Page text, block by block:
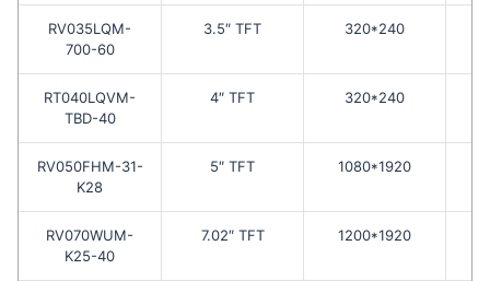
RV035LQM-
700-60
3.5″ TFT 320*240
RT040LQVM-
TBD-40
4″ TFT 320*240
RV050FHM-31-
K28
5″ TFT 1080*1920
RV070WUM-
K25-40
7.02″ TFT 1200*1920